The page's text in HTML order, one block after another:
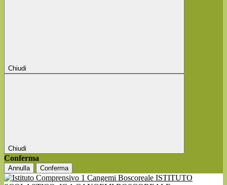
Chiudi
Chiudi
Conferma
Annulla Conferma
ISTITUTO